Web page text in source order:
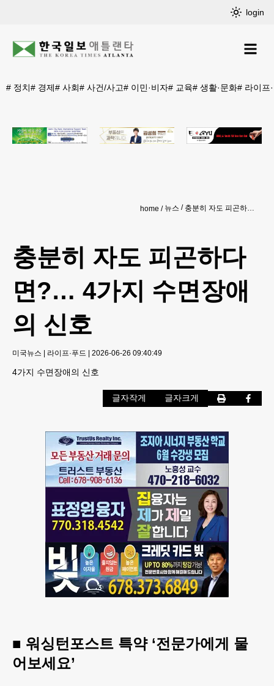
login
# 정치# 경제# 사회# 사건/사고# 이민·비자# 교육# 생활·문화# 라이프
home 뉴스 충분히 자도 피곤하다면?… 4가지 수면장애의 신호
충분히 자도 피곤하다
면?… 4가지 수면장애
의 신호
미국뉴스 | 라이프·푸드 | 2026-06-26 09:40:49
4가지 수면장애의 신호
글자작게 글자크게
■ 워싱턴포스트 특약 ‘전문가에게 물
어보세요’